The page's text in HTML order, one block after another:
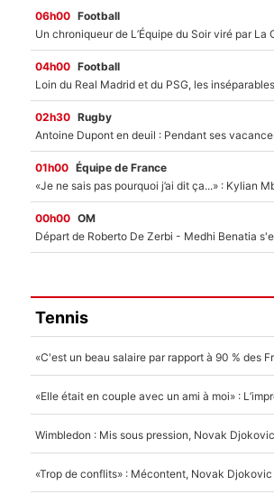
06h00 Football
04h00 Football
02h30 Rugby
01h00 Équipe de France
00h00 OM
Tennis